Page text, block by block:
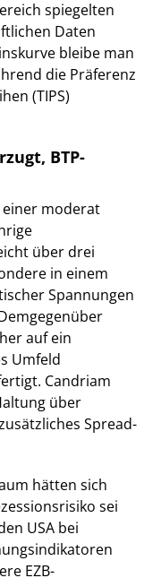
spiegelten
Daten
bleibe man
die Präferenz
(TIPS)
BTP-
einer moderat
über drei
in einem
Spannungen
auf ein
Umfeld
Candriam
über
Spread-
hätten sich
sei
USA bei
EZB-